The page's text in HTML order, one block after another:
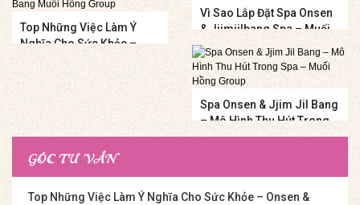
Top Những Việc Làm Ý
Nghĩa Cho Sức Khỏe –
Onsen & Jjim Jil Bang
Muối Hồng Group
Vì Sao Lắp Đặt Spa Onsen
& Jjimjilbang Spa – Muối
Hồng Group
Spa Onsen & Jjim Jil Bang
– Mô Hình Thu Hút Trong
Spa – Muối Hồng Group
GÓC TƯ VẤN
Top Những Việc Làm Ý Nghĩa Cho Sức Khỏe – Onsen &